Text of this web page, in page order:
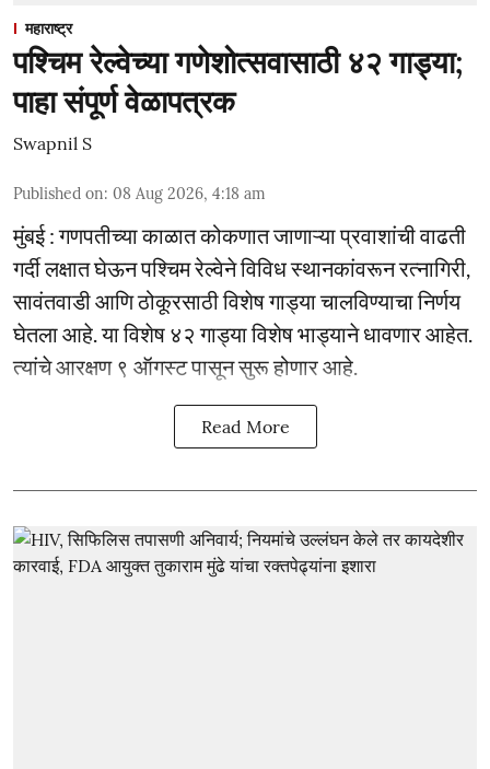
महाराष्ट्र
पश्चिम रेल्वेच्या गणेशोत्सवासाठी ४२ गाड्या;
पाहा संपूर्ण वेळापत्रक
Swapnil S
Published on: 08 Aug 2026, 4:18 am
मुंबई : गणपतीच्या काळात कोकणात जाणाऱ्या प्रवाशांची वाढती
गर्दी लक्षात घेऊन पश्चिम रेल्वेने विविध स्थानकांवरून रत्नागिरी,
सावंतवाडी आणि ठोकूरसाठी विशेष गाड्या चालविण्याचा निर्णय
घेतला आहे. या विशेष ४२ गाड्या विशेष भाड्याने धावणार आहेत.
त्यांचे आरक्षण ९ ऑगस्ट पासून सुरू होणार आहे.
Read More